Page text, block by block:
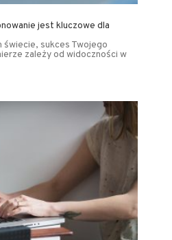
jest kluczowe dla
sukces Twojego
zależy od widoczności w